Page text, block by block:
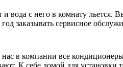
вода с него в комнату
заказывать сервисное
в компании все